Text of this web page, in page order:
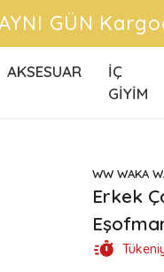
AKSESUAR
İÇ
GİYİM
WW WAKA
Erkek